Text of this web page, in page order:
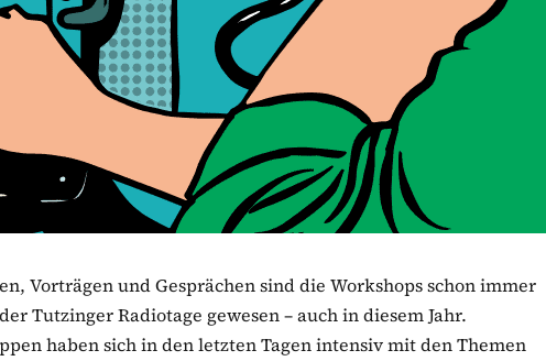
Vorträgen und Gesprächen sind die Workshops schon immer
Tutzinger Radiotage gewesen – auch in diesem Jahr.
haben sich in den letzten Tagen intensiv mit den Themen